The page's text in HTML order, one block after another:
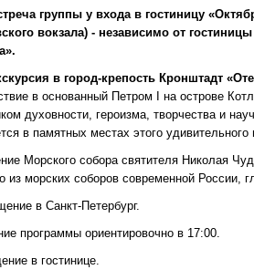
группы у входа в гостиницу
вокзала) - независимо от
в город-крепость Кронштадт
в основанный Петром I на острове
духовности, героизма, творчества и
в памятных местах этого удивительного
Морского собора святителя Николая
из морских соборов современной России,
в Санкт-Петербург.
программы ориентировочно в 17:00.
в гостинице.